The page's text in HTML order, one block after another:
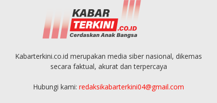
Kabarterkini.co.id merupakan media siber nasional, dikemas
secara faktual, akurat dan terpercaya
Hubungi kami: redaksikabarterkini04@gmail.com